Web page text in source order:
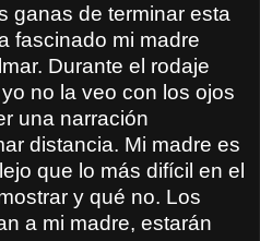
ganas de terminar esta
fascinado mi madre
Durante el rodaje
no la veo con los ojos
una narración
distancia. Mi madre es
que lo más difícil en el
y qué no. Los
a mi madre, estarán